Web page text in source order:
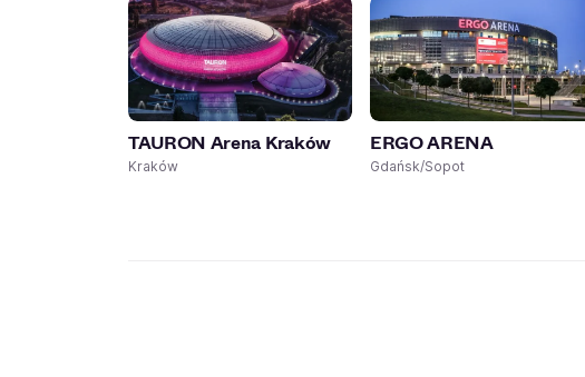
TAURON Arena Kraków
Kraków
ERGO ARENA
Gdańsk/Sopot